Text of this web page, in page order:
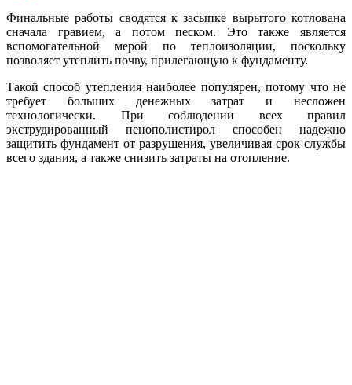
Финальные работы сводятся к засыпке вырытого котлована
сначала гравием, а потом песком. Это также является
вспомогательной мерой по теплоизоляции, поскольку
позволяет утеплить почву, прилегающую к фундаменту.
Такой способ утепления наиболее популярен, потому что не
требует больших денежных затрат и несложен
технологически. При соблюдении всех правил
экструдированный пенополистирол способен надежно
защитить фундамент от разрушения, увеличивая срок службы
всего здания, а также снизить затраты на отопление.